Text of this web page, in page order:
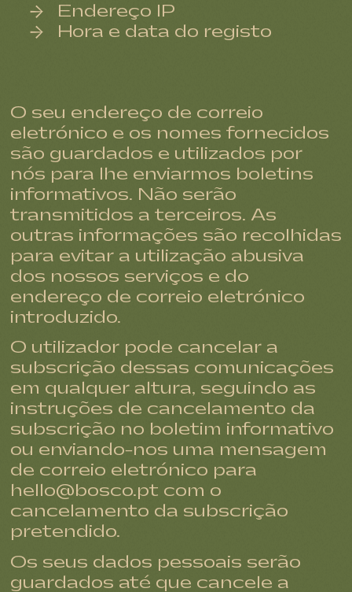
Endereço IP
Hora e data do registo
O seu endereço de correio
eletrónico e os nomes fornecidos
são guardados e utilizados por
nós para lhe enviarmos boletins
informativos. Não serão
transmitidos a terceiros. As
outras informações são recolhidas
para evitar a utilização abusiva
dos nossos serviços e do
endereço de correio eletrónico
introduzido.
O utilizador pode cancelar a
subscrição dessas comunicações
em qualquer altura, seguindo as
instruções de cancelamento da
subscrição no boletim informativo
ou enviando-nos uma mensagem
de correio eletrónico para
hello@bosco.pt com o
cancelamento da subscrição
pretendido.
Os seus dados pessoais serão
guardados até que cancele a